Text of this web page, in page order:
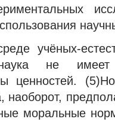
учёных-
не имеет
ценностей.
наоборот,
моральные